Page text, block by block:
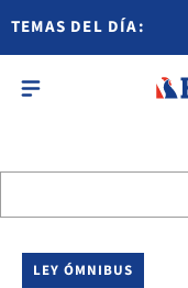
TEMAS DEL DÍA:
LEY ÓMNIBUS